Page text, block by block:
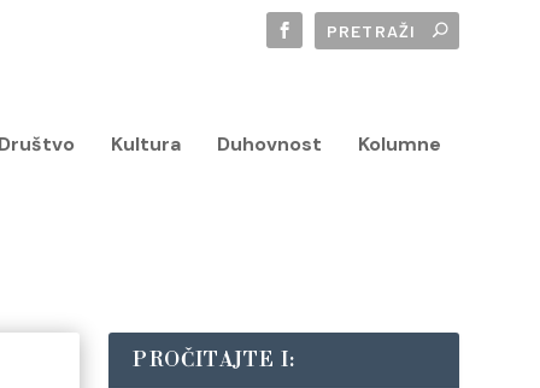
Kultura Duhovnost Kolumne
PROČITAJTE I: